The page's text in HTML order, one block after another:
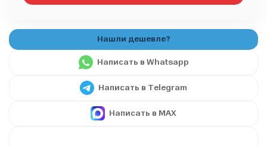
Написать в Whatsapp
Написать в Telegram
Написать в MAX